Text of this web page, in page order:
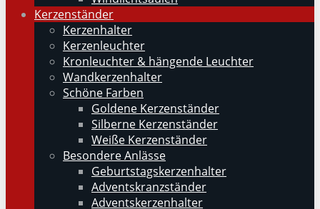
Kerzenständer
Kerzenhalter
Kerzenleuchter
Kronleuchter & hängende Leuchter
Wandkerzenhalter
Schöne Farben
Goldene Kerzenständer
Silberne Kerzenständer
Weiße Kerzenständer
Besondere Anlässe
Geburtstagskerzenhalter
Adventskranzständer
Adventskerzenhalter